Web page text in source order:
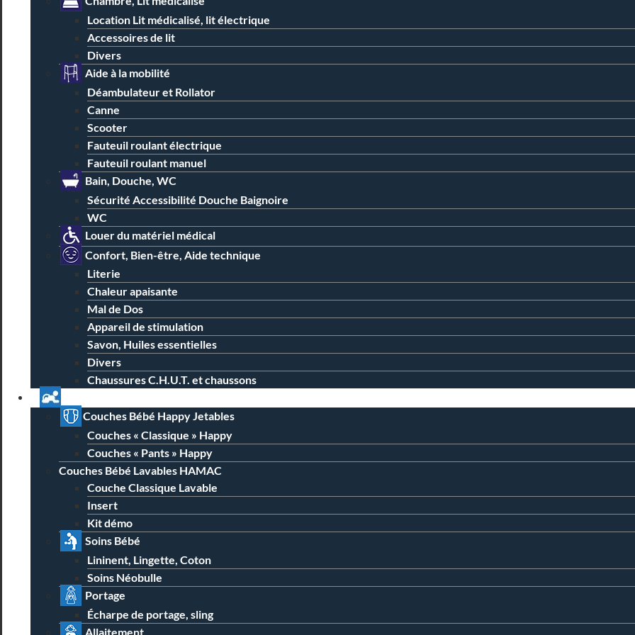
Location Lit médicalisé, lit électrique
Accessoires de lit
Divers
Aide à la mobilité
Déambulateur et Rollator
Canne
Scooter
Fauteuil roulant électrique
Fauteuil roulant manuel
Bain, Douche, WC
Sécurité Accessibilité Douche Baignoire
WC
Louer du matériel médical
Confort, Bien-être, Aide technique
Literie
Chaleur apaisante
Mal de Dos
Appareil de stimulation
Savon, Huiles essentielles
Divers
Chaussures C.H.U.T. et chaussons
Couches Bébé Happy Jetables
Couches « Classique » Happy
Couches « Pants » Happy
Couches Bébé Lavables HAMAC
Couche Classique Lavable
Insert
Kit démo
Soins Bébé
Lininent, Lingette, Coton
Soins Néobulle
Portage
Écharpe de portage, sling
Allaitement